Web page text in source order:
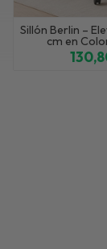
Sillón Berlin –
cm en